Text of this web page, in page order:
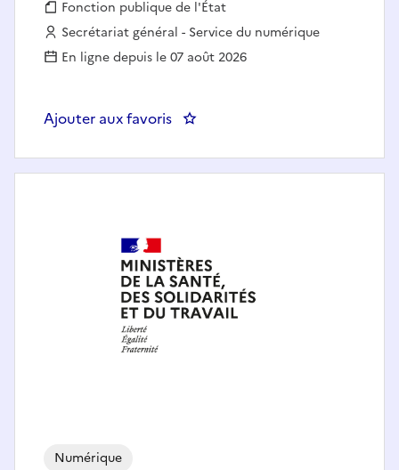
Fonction publique :
Fonction publique de l'État
Employeur :
Secrétariat général - Service du numérique
En ligne depuis le 07 août 2026
Ajouter aux favoris : Responsable QOS des
Numérique